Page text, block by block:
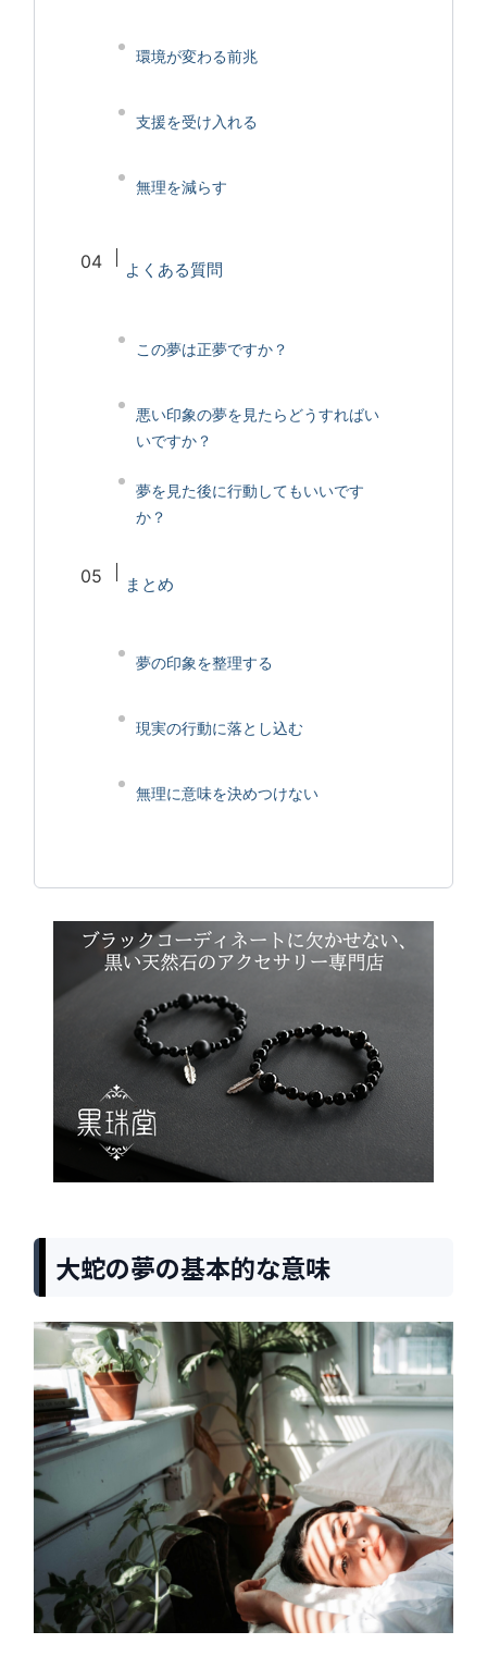
環境が変わる前兆
支援を受け入れる
無理を減らす
よくある質問
この夢は正夢ですか？
悪い印象の夢を見たらどうすればい
いですか？
夢を見た後に行動してもいいです
か？
まとめ
夢の印象を整理する
現実の行動に落とし込む
無理に意味を決めつけない
大蛇の夢の基本的な意味